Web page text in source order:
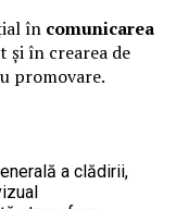
în comunicarea
și în crearea de
promovare.
a clădirii,